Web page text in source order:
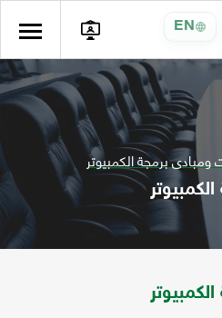
EN
برمجة الكمبيوتر